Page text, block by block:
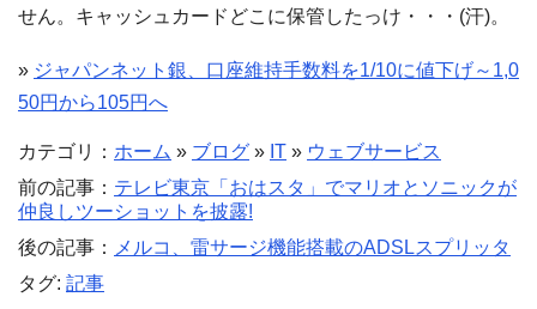
せん。キャッシュカードどこに保管したっけ・・・(汗)。
» ジャパンネット銀、口座維持手数料を1/10に値下げ～1,0
50円から105円へ
カテゴリ： ホーム » ブログ » IT » ウェブサービス
前の記事： テレビ東京「おはスタ」でマリオとソニックが
仲良しツーショットを披露!
後の記事：
メルコ、雷サージ機能搭載のADSLスプリッタ
タグ: 記事